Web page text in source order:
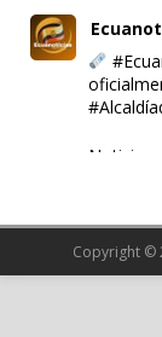
Noticia
Copyright ©